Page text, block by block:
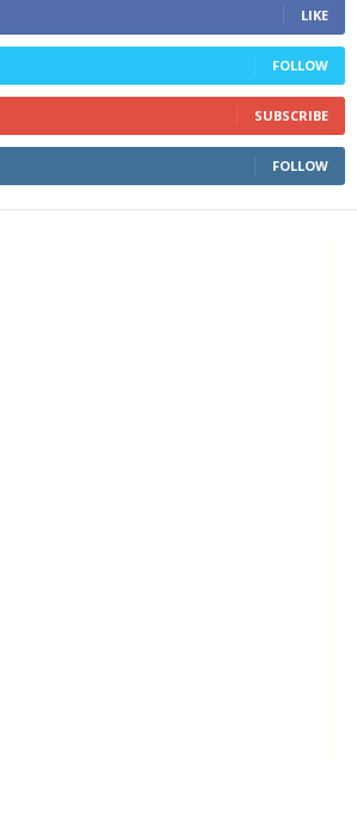
LIKE
FOLLOW
SUBSCRIBE
FOLLOW